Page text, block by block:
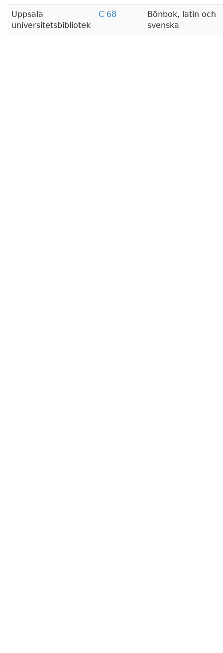
Uppsala
universitetsbibliotek
C 68
Bönbok, latin och
svenska